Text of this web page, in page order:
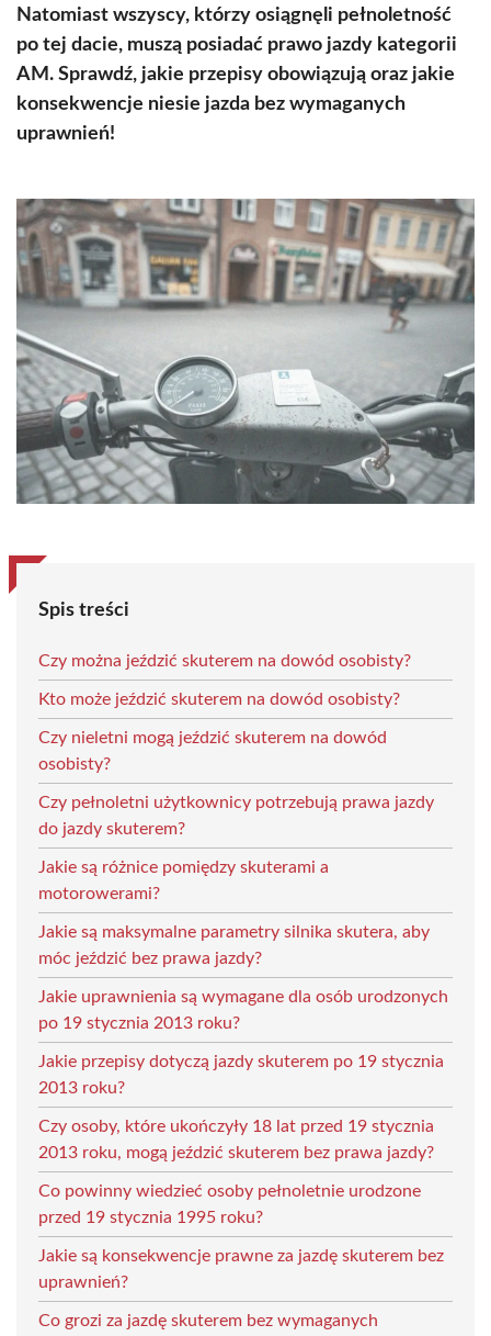
Natomiast wszyscy, którzy osiągnęli pełnoletność
po tej dacie, muszą posiadać prawo jazdy kategorii
AM. Sprawdź, jakie przepisy obowiązują oraz jakie
konsekwencje niesie jazda bez wymaganych
uprawnień!
Spis treści
Czy można jeździć skuterem na dowód osobisty?
Kto może jeździć skuterem na dowód osobisty?
Czy nieletni mogą jeździć skuterem na dowód
osobisty?
Czy pełnoletni użytkownicy potrzebują prawa jazdy
do jazdy skuterem?
Jakie są różnice pomiędzy skuterami a
motorowerami?
Jakie są maksymalne parametry silnika skutera, aby
móc jeździć bez prawa jazdy?
Jakie uprawnienia są wymagane dla osób urodzonych
po 19 stycznia 2013 roku?
Jakie przepisy dotyczą jazdy skuterem po 19 stycznia
2013 roku?
Czy osoby, które ukończyły 18 lat przed 19 stycznia
2013 roku, mogą jeździć skuterem bez prawa jazdy?
Co powinny wiedzieć osoby pełnoletnie urodzone
przed 19 stycznia 1995 roku?
Jakie są konsekwencje prawne za jazdę skuterem bez
uprawnień?
Co grozi za jazdę skuterem bez wymaganych